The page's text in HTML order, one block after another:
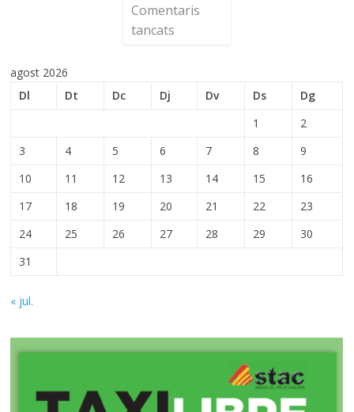
Comentaris
tancats
agost 2026
Dl
Dt Dc Dj Dv Ds
Dg
1
2
3
4 5 6 7 8
9
10
11 12 13 14 15
16
17
18 19 20 21 22
23
24
25 26 27 28 29
30
31
« jul.